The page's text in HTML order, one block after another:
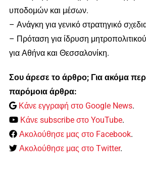
υποδομών και μέσων.
– Ανάγκη για γενικό στρατηγικό
– Πρόταση για ίδρυση
για Αθήνα και Θεσσαλονίκη.
Σου άρεσε το άρθρο; Για ακόμα
παρόμοια άρθρα:
Κάνε εγγραφή στο Google News.
Κάνε subscribe στο YouTube.
Ακολούθησε μας στο Facebook.
Ακολούθησε μας στο Twitter.